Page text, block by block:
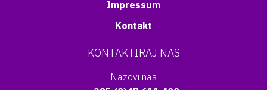
Impressum
Kontakt
KONTAKTIRAJ NAS
Nazovi nas